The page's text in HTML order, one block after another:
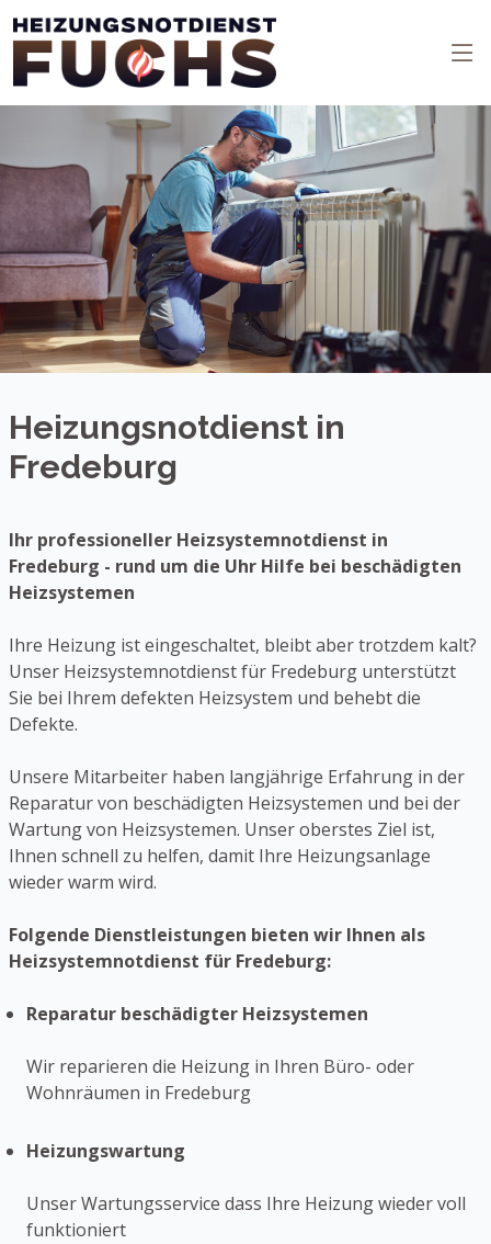
Heizungsnotdienst in
Fredeburg
Ihr professioneller Heizsystemnotdienst in
Fredeburg - rund um die Uhr Hilfe bei beschädigten
Heizsystemen
Ihre Heizung ist eingeschaltet, bleibt aber trotzdem kalt?
Unser Heizsystemnotdienst für Fredeburg unterstützt
Sie bei Ihrem defekten Heizsystem und behebt die
Defekte.
Unsere Mitarbeiter haben langjährige Erfahrung in der
Reparatur von beschädigten Heizsystemen und bei der
Wartung von Heizsystemen. Unser oberstes Ziel ist,
Ihnen schnell zu helfen, damit Ihre Heizungsanlage
wieder warm wird.
Folgende Dienstleistungen bieten wir Ihnen als
Heizsystemnotdienst für Fredeburg:
Reparatur beschädigter Heizsystemen
Wir reparieren die Heizung in Ihren Büro- oder
Wohnräumen in Fredeburg
Heizungswartung
Unser Wartungsservice dass Ihre Heizung wieder voll
funktioniert